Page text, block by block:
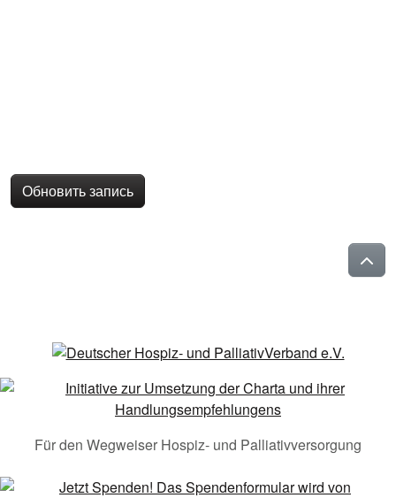
Обновить запись
Für den Wegweiser Hospiz- und Palliativversorgung